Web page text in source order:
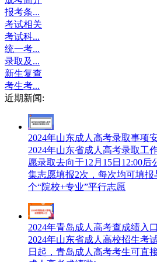
报考条...
考试相关
考试科...
统一考...
录取及...
新生复查
考生考...
近期新闻:
2024年山东成人高考录取事项
2024年山东省成人高考录取工
愿录取去向于12月15日12:00
集志愿填报2次，每次均可填
个“院校+专业”平行志愿
2024年青岛成人高考查成绩入
2024年山东省成人高校招生考
日起，青岛成人高考考生可直